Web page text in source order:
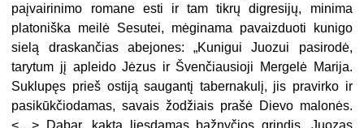
paįvairinimo romane esti ir tam tikrų digresijų, minima
platoniška meilė Sesutei, mėginama pavaizduoti kunigo
sielą draskančias abejones: „Kunigui Juozui pasirodė,
tarytum jį apleido Jėzus ir Švenčiausioji Mergelė Marija.
Suklupęs prieš ostiją saugantį tabernakulį, jis pravirko ir
pasikūkčiodamas, savais žodžiais prašė Dievo malonės.
<…> Dabar, kakta liesdamas bažnyčios grindis, Juozas